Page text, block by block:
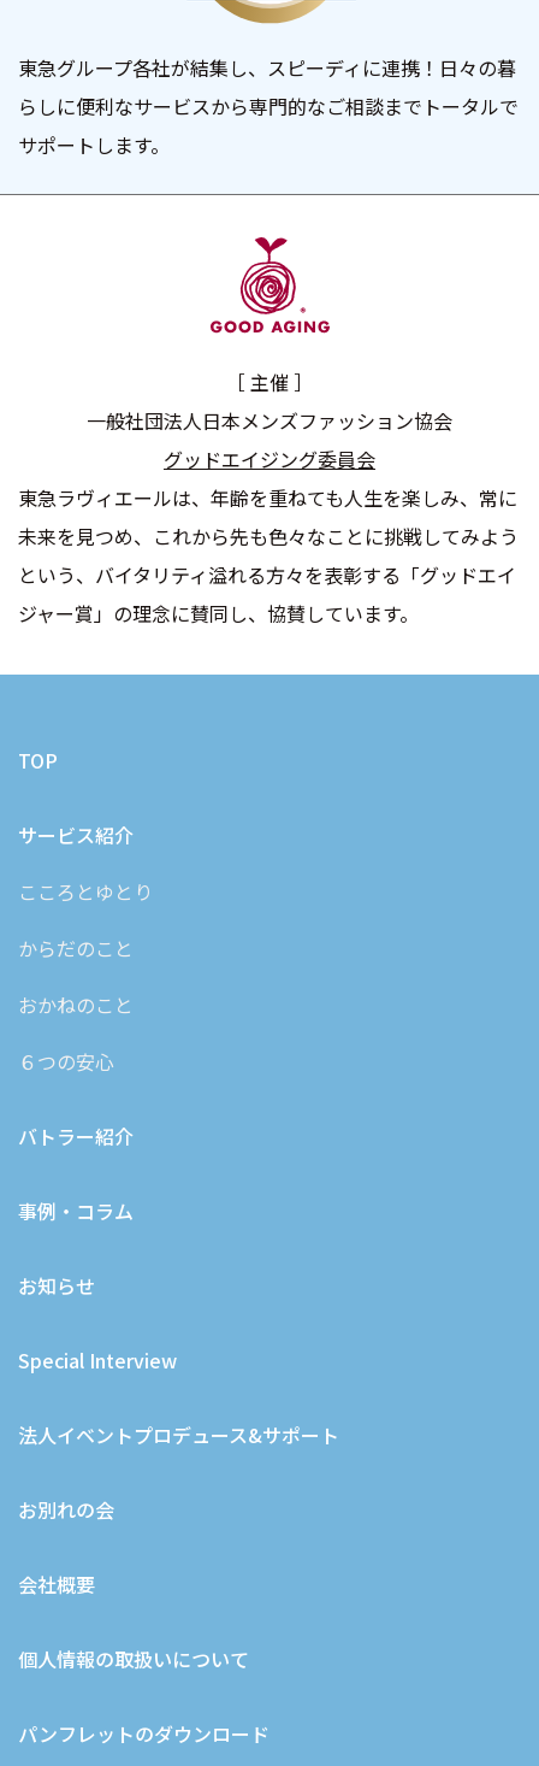
東急グループ各社が結集し、スピーディに連携！日々の暮
らしに便利なサービスから専門的なご相談までトータルで
サポートします。
［ 主催 ］
一般社団法人日本メンズファッション協会
グッドエイジング委員会
東急ラヴィエールは、年齢を重ねても人生を楽しみ、常に
未来を見つめ、 これから先も色々なことに挑戦してみよう
という、バイタリティ溢れる方々を表彰する「グッドエイ
ジャー賞」の理念に賛同し、協賛しています。
TOP
サービス紹介
こころとゆとり
からだのこと
おかねのこと
６つの安心
バトラー紹介
事例・コラム
お知らせ
Special Interview
法人イベントプロデュース&サポート
お別れの会
会社概要
個人情報の取扱いについて
パンフレットのダウンロード